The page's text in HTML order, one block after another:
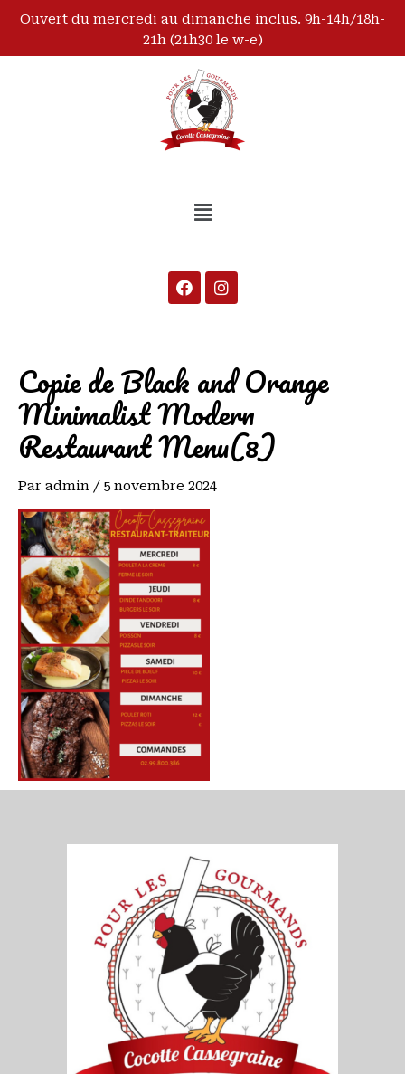
Ouvert du mercredi au dimanche inclus. 9h-14h/18h-
21h (21h30 le w-e)
Copie de Black and Orange
Minimalist Modern
Restaurant Menu(8)
Par admin / 5 novembre 2024